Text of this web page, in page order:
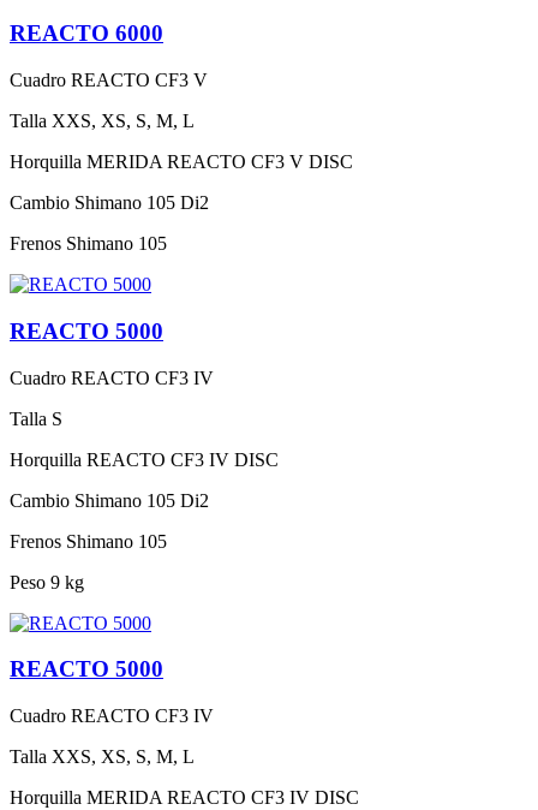
REACTO 6000
Cuadro REACTO CF3 V
Talla XXS, XS, S, M, L
Horquilla MERIDA REACTO CF3 V DISC
Cambio Shimano 105 Di2
Frenos Shimano 105
REACTO 5000
Cuadro REACTO CF3 IV
Talla S
Horquilla REACTO CF3 IV DISC
Cambio Shimano 105 Di2
Frenos Shimano 105
Peso 9 kg
REACTO 5000
Cuadro REACTO CF3 IV
Talla XXS, XS, S, M, L
Horquilla MERIDA REACTO CF3 IV DISC